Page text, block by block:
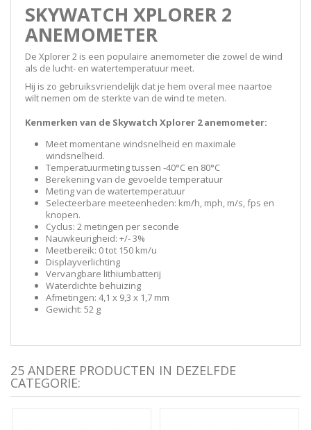
SKYWATCH XPLORER 2
ANEMOMETER
De Xplorer 2 is een populaire anemometer die zowel de wind
als de lucht- en watertemperatuur meet.
Hij is zo gebruiksvriendelijk dat je hem overal mee naartoe
wilt nemen om de sterkte van de wind te meten.
Kenmerken van de Skywatch Xplorer 2 anemometer:
Meet momentane windsnelheid en maximale
windsnelheid.
Temperatuurmeting tussen -40°C en 80°C
Berekening van de gevoelde temperatuur
Meting van de watertemperatuur
Selecteerbare meeteenheden: km/h, mph, m/s, fps en
knopen.
Cyclus: 2 metingen per seconde
Nauwkeurigheid: +/- 3%
Meetbereik: 0 tot 150 km/u
Displayverlichting
Vervangbare lithiumbatterij
Waterdichte behuizing
Afmetingen: 4,1 x 9,3 x 1,7 mm
Gewicht: 52 g
25 ANDERE PRODUCTEN IN DEZELFDE
CATEGORIE: